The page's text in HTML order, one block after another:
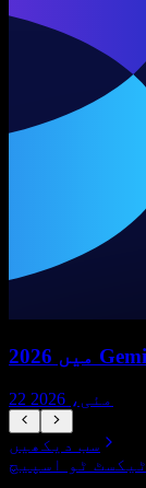
22 مئی، 2026
سب دیکھیں
ٹیکسٹ ٹو اسپیچ